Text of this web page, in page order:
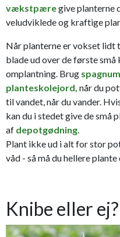
vækstpæregive planterne
veludviklede og kraftige
Når planterne er vokset
blade ud over de første
omplantning. Brug
planteskolejord, når du
til vandet, når du vander.
kan du i stedet give de små
af depotgødning.
Plant ikke ud i alt for stor
våd - så må du hellere plante
Knibe eller ej?